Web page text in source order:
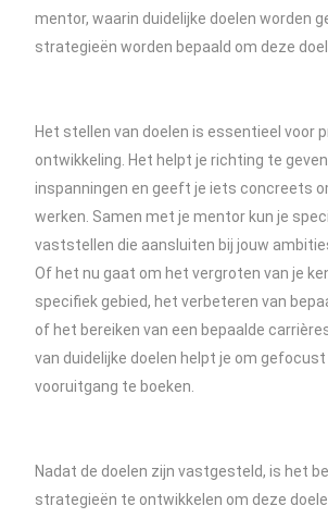
mentor, waarin duidelijke doelen worden
strategieën worden bepaald om deze
Het stellen van doelen is essentieel voor
ontwikkeling. Het helpt je richting te
inspanningen en geeft je iets concreets
werken. Samen met je mentor kun je
vaststellen die aansluiten bij jouw
Of het nu gaat om het vergroten van je
specifiek gebied, het verbeteren van
of het bereiken van een bepaalde
van duidelijke doelen helpt je om gefocust
vooruitgang te boeken.
Nadat de doelen zijn vastgesteld, is het
strategieën te ontwikkelen om deze